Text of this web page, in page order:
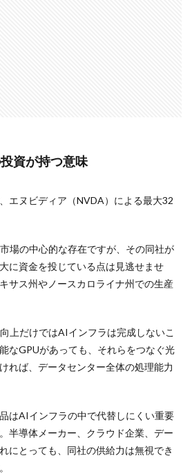
資が持つ意味
エヌビディア（NVDA）による最大32
場の中心的な存在ですが、その同社が
に資金を投じている点は見逃せませ
サス州やノースカロライナ州での生産
上だけではAIインフラは完成しないこ
なGPUがあっても、それらをつなぐ光
れば、データセンター全体の処理能力
はAIインフラの中で代替しにくい重要
半導体メーカー、クラウド企業、デー
にとっても、同社の供給力は無視でき